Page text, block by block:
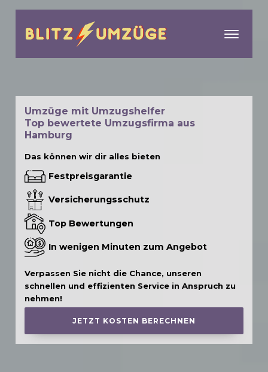
Umzüge mit Umzugshelfer
Top bewertete Umzugsfirma aus
Hamburg
Das können wir dir alles bieten
Festpreisgarantie
Versicherungsschutz
Top Bewertungen
In wenigen Minuten zum Angebot
Verpassen Sie nicht die Chance, unseren
schnellen und effizienten Service in Anspruch zu
nehmen!
JETZT KOSTEN BERECHNEN